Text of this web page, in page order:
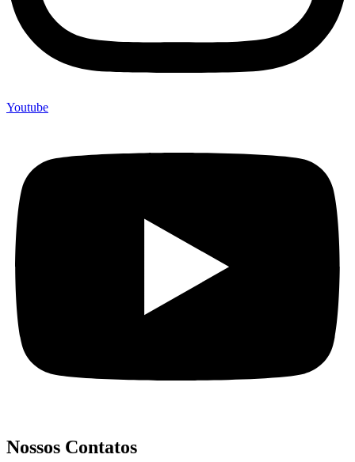
Youtube
Nossos Contatos